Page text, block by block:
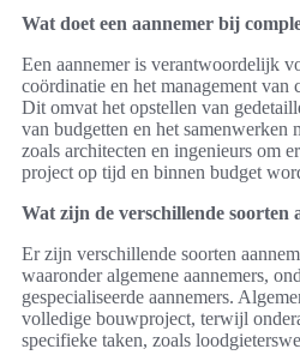
Wat doet een aannemer bij
Een aannemer is verantwoordelijk
coördinatie en het management van
Dit omvat het opstellen van
van budgetten en het samenwerken
zoals architecten en ingenieurs om
project op tijd en binnen budget
Wat zijn de verschillende soorten
Er zijn verschillende soorten
waaronder algemene aannemers,
gespecialiseerde aannemers.
volledige bouwproject, terwijl
specifieke taken, zoals